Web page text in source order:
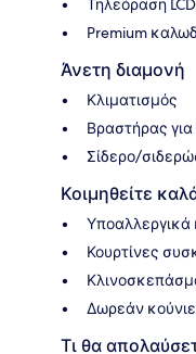
Τηλεόραση
Premium
Άνετη διαμονή
Κλιματισμός
Βραστήρας
Σίδερο/
Κοιμηθείτε
Κουρτίνες
Δωρεάν
Τι θα